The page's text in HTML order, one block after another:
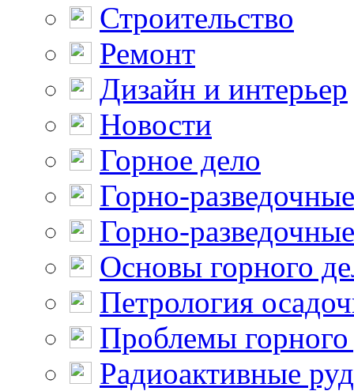
Строительство
Ремонт
Дизайн и интерьер
Новости
Горное дело
Горно-
Горно-
Основы горного
Петрология
Проблемы горного
Радиоактивные